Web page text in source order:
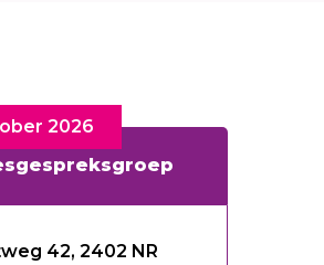
2026
42, 2402 NR